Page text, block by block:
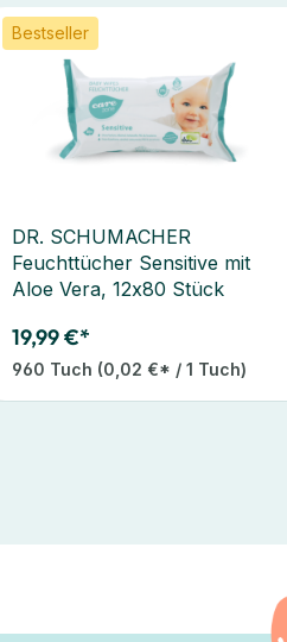
Bestseller
DR. SCHUMACHER
Feuchttücher Sensitive mit
Aloe Vera, 12x80 Stück
19,99 €*
960 Tuch (0,02 €* / 1 Tuch)